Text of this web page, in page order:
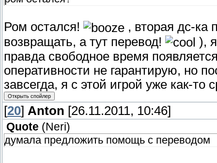
Ром остался!
, вторая дс-ка
возвращать, а тут перевод!
),
правда свободное время
оперативности не гарантирую, но
завсегда, я с этой игрой уже как-то
[20] Anton [26.11.2011, 10:46]
Quote (Neri)
думала предложить помощь с переводом